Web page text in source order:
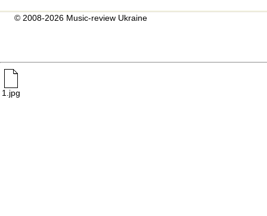
© 2008-2026 Music-review Ukraine
1.jpg